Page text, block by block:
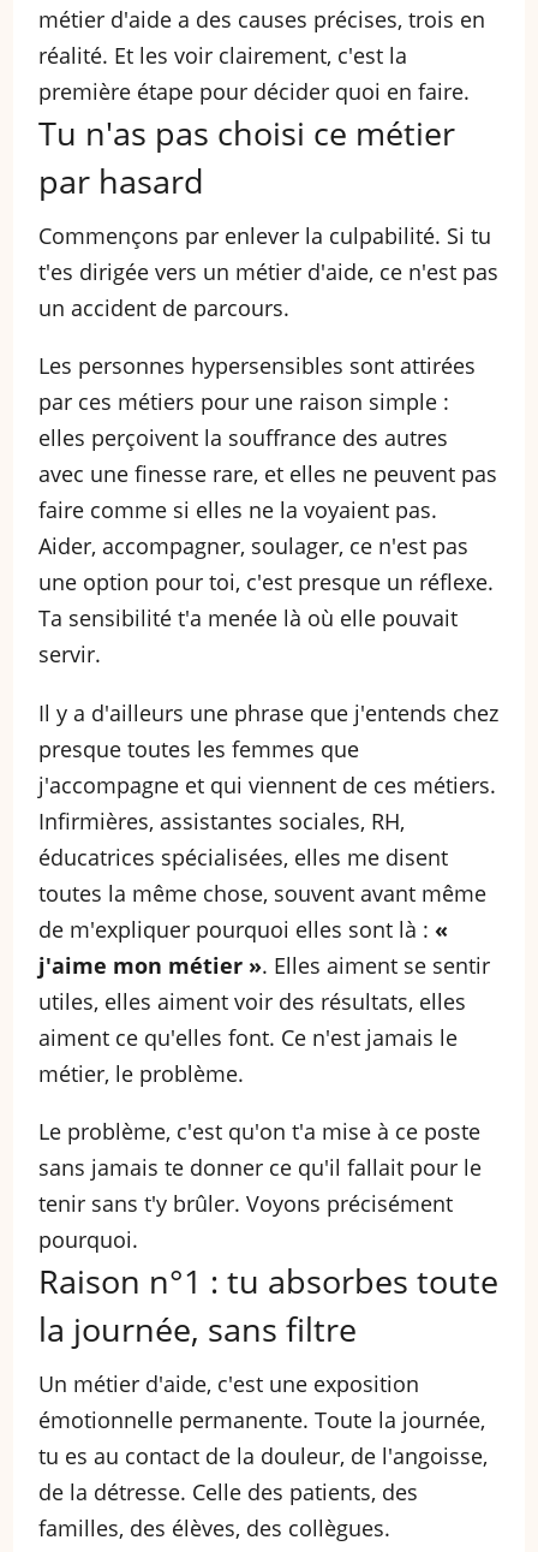
métier d'aide a des causes précises, trois en
réalité. Et les voir clairement, c'est la
première étape pour décider quoi en faire.
Tu n'as pas choisi ce métier
par hasard
Commençons par enlever la culpabilité. Si tu
t'es dirigée vers un métier d'aide, ce n'est pas
un accident de parcours.
Les personnes hypersensibles sont attirées
par ces métiers pour une raison simple :
elles perçoivent la souffrance des autres
avec une finesse rare, et elles ne peuvent pas
faire comme si elles ne la voyaient pas.
Aider, accompagner, soulager, ce n'est pas
une option pour toi, c'est presque un réflexe.
Ta sensibilité t'a menée là où elle pouvait
servir.
Il y a d'ailleurs une phrase que j'entends chez
presque toutes les femmes que
j'accompagne et qui viennent de ces métiers.
Infirmières, assistantes sociales, RH,
éducatrices spécialisées, elles me disent
toutes la même chose, souvent avant même
de m'expliquer pourquoi elles sont là : «
j'aime mon métier ». Elles aiment se sentir
utiles, elles aiment voir des résultats, elles
aiment ce qu'elles font. Ce n'est jamais le
métier, le problème.
Le problème, c'est qu'on t'a mise à ce poste
sans jamais te donner ce qu'il fallait pour le
tenir sans t'y brûler. Voyons précisément
pourquoi.
Raison n°1 : tu absorbes toute
la journée, sans filtre
Un métier d'aide, c'est une exposition
émotionnelle permanente. Toute la journée,
tu es au contact de la douleur, de l'angoisse,
de la détresse. Celle des patients, des
familles, des élèves, des collègues.